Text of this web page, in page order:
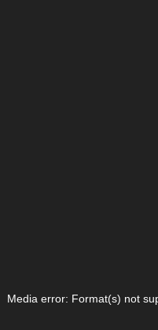
Video
Media error: Format(s) not